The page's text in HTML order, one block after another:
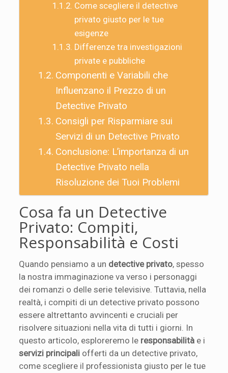
Come scegliere il detective
privato giusto per le tue
esigenze
Differenze tra investigazioni
private e pubbliche
Componenti e Variabili che
Influenzano il Prezzo di un
Detective Privato
Consigli per Risparmiare sui
Servizi di un Detective Privato
Conclusione: L’importanza di un
Detective Privato nella
Risoluzione dei Tuoi Problemi
Cosa fa un Detective
Privato: Compiti,
Responsabilità e Costi
Quando pensiamo a un detective privato, spesso
la nostra immaginazione va verso i personaggi
dei romanzi o delle serie televisive. Tuttavia, nella
realtà, i compiti di un detective privato possono
essere altrettanto avvincenti e cruciali per
risolvere situazioni nella vita di tutti i giorni. In
questo articolo, esploreremo le responsabilità e i
servizi principali offerti da un detective privato,
come scegliere il professionista giusto per le tue